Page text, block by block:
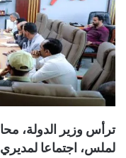
ترأس وزير الدولة،
لملس، اجتماعا